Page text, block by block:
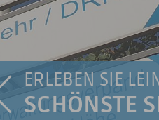
ERLEBEN SIE
SCHÖNSTE